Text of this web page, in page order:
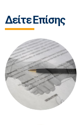
Δείτε Επίσης